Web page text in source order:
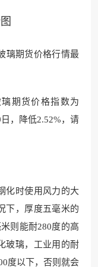
璃期货价格行情最
期货价格指数为
，降低2.52%，请
化时使用风力的大
下，厚度五毫米的
则能耐280度的高
玻璃，工业用的耐
度以下，否则就会